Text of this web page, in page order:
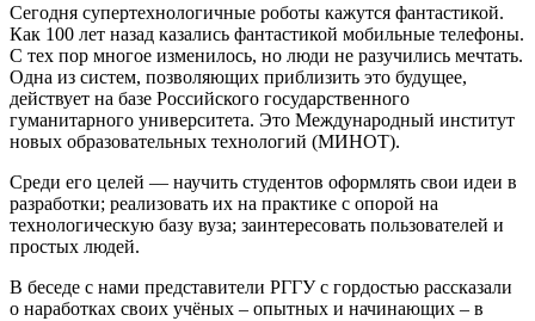
Сегодня супертехнологичные роботы кажутся фантастикой.
Как 100 лет назад казались фантастикой мобильные телефоны.
С тех пор многое изменилось, но люди не разучились мечтать.
Одна из систем, позволяющих приблизить это будущее,
действует на базе Российского государственного
гуманитарного университета. Это Международный институт
новых образовательных технологий (МИНОТ).
Среди его целей — научить студентов оформлять свои идеи в
разработки; реализовать их на практике с опорой на
технологическую базу вуза; заинтересовать пользователей и
простых людей.
В беседе с нами представители РГГУ с гордостью рассказали
о наработках своих учёных – опытных и начинающих – в